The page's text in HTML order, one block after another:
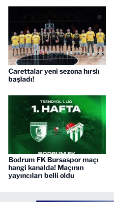
Carettalar yeni sezona hırslı
başladı!
Bodrum FK Bursaspor maçı
hangi kanalda! Maçının
yayıncıları belli oldu